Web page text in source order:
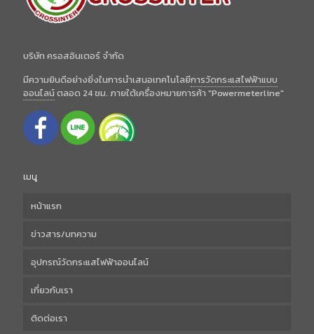
บริษัท ครอสอินเตอร์ จำกัด
มีความยินดีอย่างยิ่งในการนำเสนอเทคโนโลยีการวัดกระแสไฟฟ้าแบบ
ออนไลน์ตลอด 24 ชม. ภายใต้เครื่องหมายการค้า "Powermeterline"
เมนู
หน้าแรก
ข่าวสาร/บทความ
อุปกรณ์วัดกระแสไฟฟ้าออนไลน์
เกี่ยวกับเรา
ติดต่อเรา